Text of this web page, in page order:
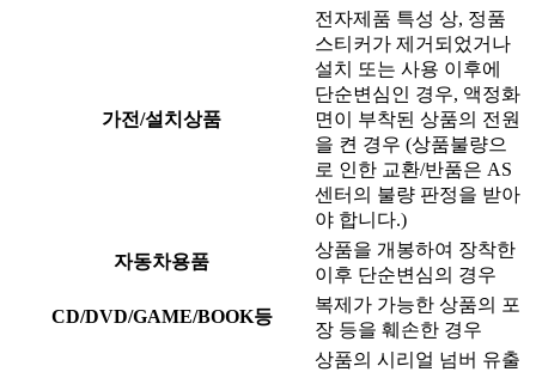
가전/설치상품
전자제품 특성 상, 정품
스티커가 제거되었거나
설치 또는 사용 이후에
단순변심인 경우, 액정화
면이 부착된 상품의 전원
을 켠 경우 (상품불량으
로 인한 교환/반품은 AS
센터의 불량 판정을 받아
야 합니다.)
자동차용품
상품을 개봉하여 장착한
이후 단순변심의 경우
CD/DVD/GAME/BOOK등
복제가 가능한 상품의 포
장 등을 훼손한 경우
상품의 시리얼 넘버 유출